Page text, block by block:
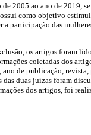
2005 ao ano de 2019,
como objetivo
participação das
os artigos foram
coletadas dos
ano de publicação,
duas juízas foram
dos artigos, foi